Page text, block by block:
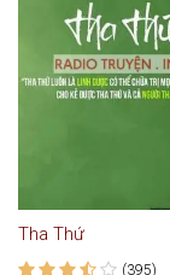
Tha Thứ
(395)